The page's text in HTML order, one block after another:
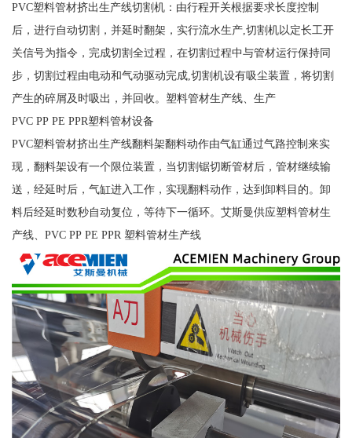
PVC塑料管材挤出生产线切割机：由行程开关根据要求长度控制
后，进行自动切割，并延时翻架，实行流水生产,切割机以定长工开
关信号为指令，完成切割全过程，在切割过程中与管材运行保持同
步，切割过程由电动和气动驱动完成,切割机设有吸尘装置，将切割
产生的碎屑及时吸出，并回收。塑料管材生产线、生产
PVC PP PE PPR塑料管材设备
PVC塑料管材挤出生产线翻料架翻料动作由气缸通过气路控制来实
现，翻料架设有一个限位装置，当切割锯切断管材后，管材继续输
送，经延时后，气缸进入工作，实现翻料动作，达到卸料目的。卸
料后经延时数秒自动复位，等待下一循环。艾斯曼供应塑料管材生
产线、PVC PP PE PPR 塑料管材生产线